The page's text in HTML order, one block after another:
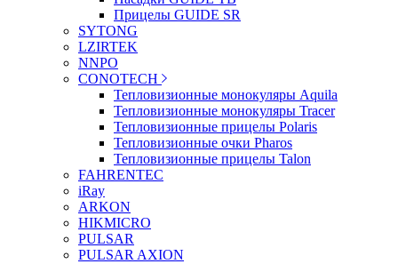
Прицелы GUIDE SR
SYTONG
LZIRTEK
NNPO
CONOTECH
Тепловизионные монокуляры Aquila
Тепловизионные монокуляры Tracer
Тепловизионные прицелы Polaris
Тепловизионные очки Pharos
Тепловизионные прицелы Talon
FAHRENTEC
iRay
ARKON
HIKMICRO
PULSAR
PULSAR AXION